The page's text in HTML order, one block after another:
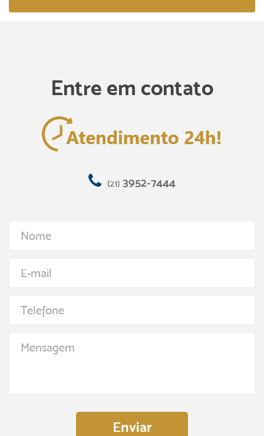
Entre em contato
(21) 3952-7444
Nome
E-mail
Telefone
Mensagem